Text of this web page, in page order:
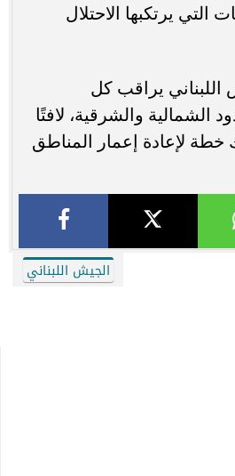
يرتكبها الاحتلال
يراقب كل
الشمالية والشرقية، لافتًا
خطة لإعادة إعمار المناطق
الجيش اللبناني